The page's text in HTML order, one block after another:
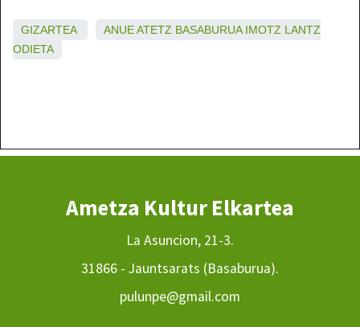
GIZARTEA ANUEATETZ BASABURUA IMOTZ LANTZ
ODIETA
Ametza Kultur Elkartea
La Asuncion, 21-3.
31866 - Jauntsarats (Basaburua).
pulunpe@gmail.com